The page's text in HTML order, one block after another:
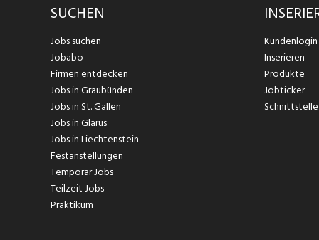
SUCHEN
Jobs suchen
Jobabo
Firmen entdecken
Jobs in Graubünden
Jobs in St. Gallen
Jobs in Glarus
Jobs in Liechtenstein
Festanstellungen
Temporär Jobs
Teilzeit Jobs
Praktikum
Kundenlogin
Inserieren
Produkte
Jobticker
Schnittstelle